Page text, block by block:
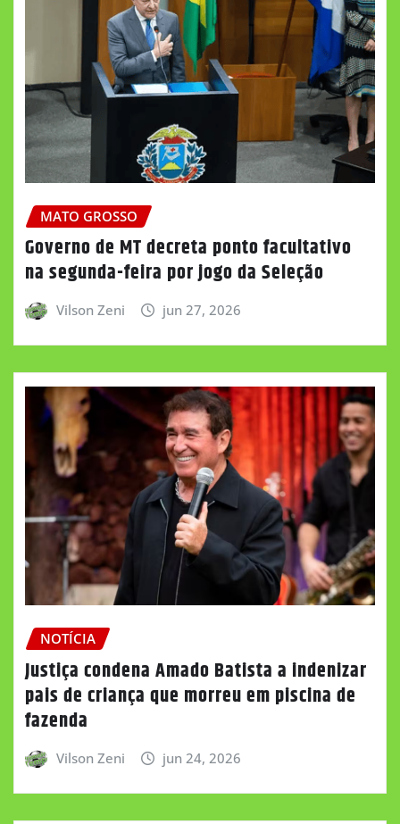
MATO GROSSO
Governo de MT decreta ponto facultativo
na segunda-feira por jogo da Seleção
Vilson Zeni jun 27, 2026
NOTÍCIA
Justiça condena Amado Batista a indenizar
pais de criança que morreu em piscina de
fazenda
Vilson Zeni jun 24, 2026